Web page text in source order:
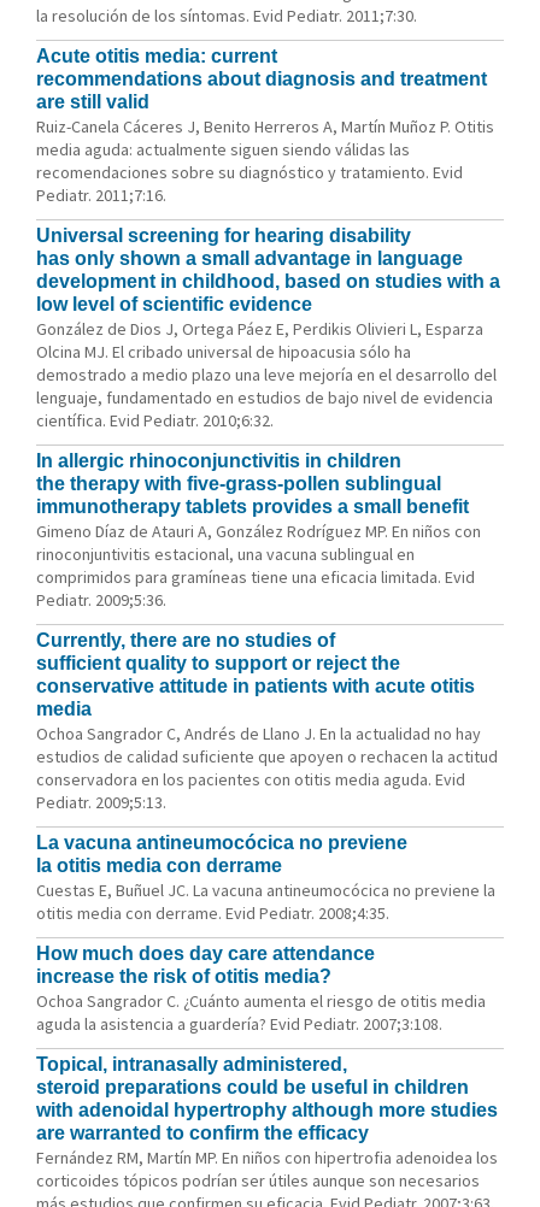
la resolución de los síntomas. Evid Pediatr. 2011;7:30.
Acute otitis media: current
recommendations about diagnosis and treatment
are still valid
Ruiz-Canela Cáceres J, Benito Herreros A, Martín Muñoz P. Otitis
media aguda: actualmente siguen siendo válidas las
recomendaciones sobre su diagnóstico y tratamiento. Evid
Pediatr. 2011;7:16.
Universal screening for hearing disability
has only shown a small advantage in language
development in childhood, based on studies with a
low level of scientific evidence
González de Dios J, Ortega Páez E, Perdikis Olivieri L, Esparza
Olcina MJ. El cribado universal de hipoacusia sólo ha
demostrado a medio plazo una leve mejoría en el desarrollo del
lenguaje, fundamentado en estudios de bajo nivel de evidencia
científica. Evid Pediatr. 2010;6:32.
In allergic rhinoconjunctivitis in children
the therapy with five-grass-pollen sublingual
immunotherapy tablets provides a small benefit
Gimeno Díaz de Atauri A, González Rodríguez MP. En niños con
rinoconjuntivitis estacional, una vacuna sublingual en
comprimidos para gramíneas tiene una eficacia limitada. Evid
Pediatr. 2009;5:36.
Currently, there are no studies of
sufficient quality to support or reject the
conservative attitude in patients with acute otitis
media
Ochoa Sangrador C, Andrés de Llano J. En la actualidad no hay
estudios de calidad suficiente que apoyen o rechacen la actitud
conservadora en los pacientes con otitis media aguda. Evid
Pediatr. 2009;5:13.
La vacuna antineumocócica no previene
la otitis media con derrame
Cuestas E, Buñuel JC. La vacuna antineumocócica no previene la
otitis media con derrame. Evid Pediatr. 2008;4:35.
How much does day care attendance
increase the risk of otitis media?
Ochoa Sangrador C. ¿Cuánto aumenta el riesgo de otitis media
aguda la asistencia a guardería? Evid Pediatr. 2007;3:108.
Topical, intranasally administered,
steroid preparations could be useful in children
with adenoidal hypertrophy although more studies
are warranted to confirm the efficacy
Fernández RM, Martín MP. En niños con hipertrofia adenoidea los
corticoides tópicos podrían ser útiles aunque son necesarios